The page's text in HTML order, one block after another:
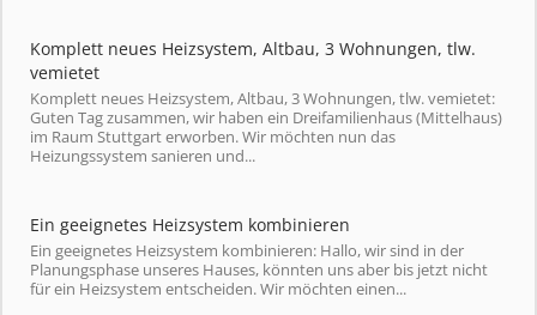
Komplett neues Heizsystem, Altbau, 3 Wohnungen, tlw.
vemietet
Komplett neues Heizsystem, Altbau, 3 Wohnungen, tlw. vemietet:
Guten Tag zusammen, wir haben ein Dreifamilienhaus (Mittelhaus)
im Raum Stuttgart erworben. Wir möchten nun das
Heizungssystem sanieren und...
Ein geeignetes Heizsystem kombinieren
Ein geeignetes Heizsystem kombinieren: Hallo, wir sind in der
Planungsphase unseres Hauses, könnten uns aber bis jetzt nicht
für ein Heizsystem entscheiden. Wir möchten einen...